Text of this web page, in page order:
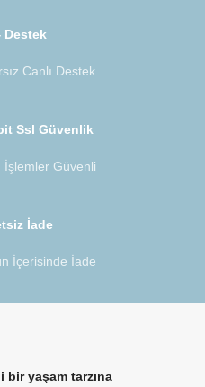
Destek
Canlı Destek
Ssl Güvenlik
İşlemler Güvenli
İade
İçerisinde İade
bir yaşam tarzına